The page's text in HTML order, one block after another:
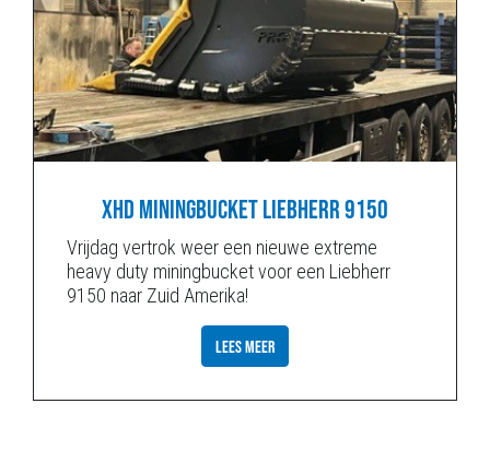
XHD MININGBUCKET LIEBHERR 9150
Vrijdag vertrok weer een nieuwe extreme
heavy duty miningbucket voor een Liebherr
9150 naar Zuid Amerika!
LEES MEER